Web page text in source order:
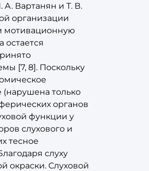
Вартанян и Т. В.
организации
мотивационную
[7, 8]. Поскольку
только
органов
функции у
слухового и
тесное
слуху
окраски. Слуховой